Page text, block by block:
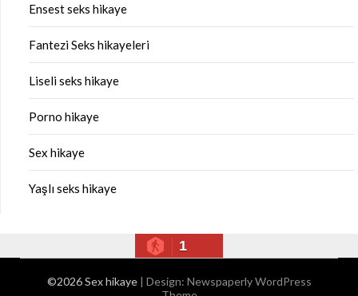
Ensest seks hikaye
Fantezi Seks hikayeleri
Liseli seks hikaye
Porno hikaye
Sex hikaye
Yaşlı seks hikaye
1
©2026 Sex hikaye | Design: Newspaperly WordPress